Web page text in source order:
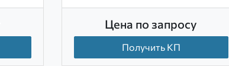
Цена по запросу
Получить КП